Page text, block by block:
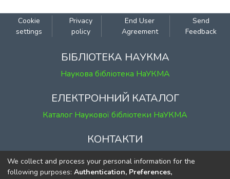
Cookie
settings
Privacy
policy
End User
Agreement
Send
Feedback
БІБЛІОТЕКА НАУКМА
Наукова бібліотека НаУКМА
ЕЛЕКТРОННИЙ КАТАЛОГ
Каталог Наукової бібліотеки НаУКМА
КОНТАКТИ
м. Київ, вул. Григорія Сковороди, 2
к. 1, к. 120
We collect and process your personal information for the
following purposes: Authentication, Preferences,